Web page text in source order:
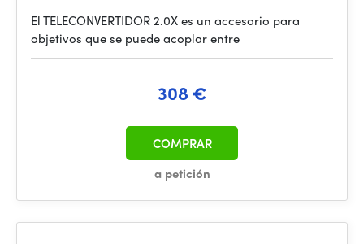
El TELECONVERTIDOR 2.0X es un accesorio para
objetivos que se puede acoplar entre
308 €
a petición
COMPRAR